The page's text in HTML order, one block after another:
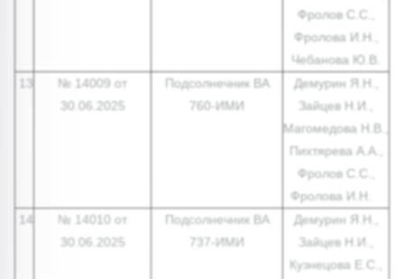
Фролов С.С.,
Фролова И.Н.,
Чебанова Ю.В.
13
№ 14009 от
30.06.2025
Подсолнечник ВА
760-ИМИ
Демурин Я.Н.,
Зайцев Н.И.,
Магомедова Н.В.,
Пихтярева А.А.,
Фролов С.С.,
Фролова И.Н.
14
№ 14010 от
30.06.2025
Подсолнечник ВА
737-ИМИ
Демурин Я.Н.,
Зайцев Н.И.,
Кузнецова Е.С.,